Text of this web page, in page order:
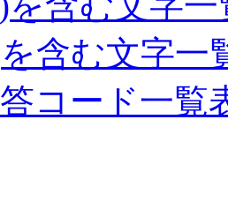
含む文字一
コード一覧